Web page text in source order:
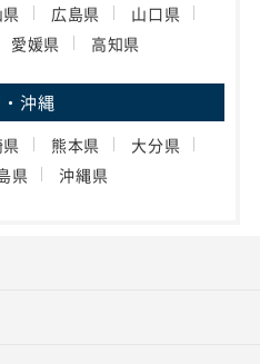
広島県
山口県
愛媛県 高知県
沖縄
熊本県
大分県
県 沖縄県